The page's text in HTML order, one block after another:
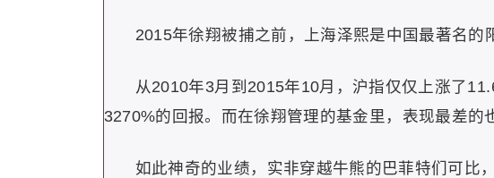
2015年徐翔被捕之前，上海泽熙是中国最著名的
从2010年3月到2015年10月，沪指仅仅上涨了
3270%的回报。而在徐翔管理的基金里，表现最差的
如此神奇的业绩，实非穿越牛熊的巴菲特们可比